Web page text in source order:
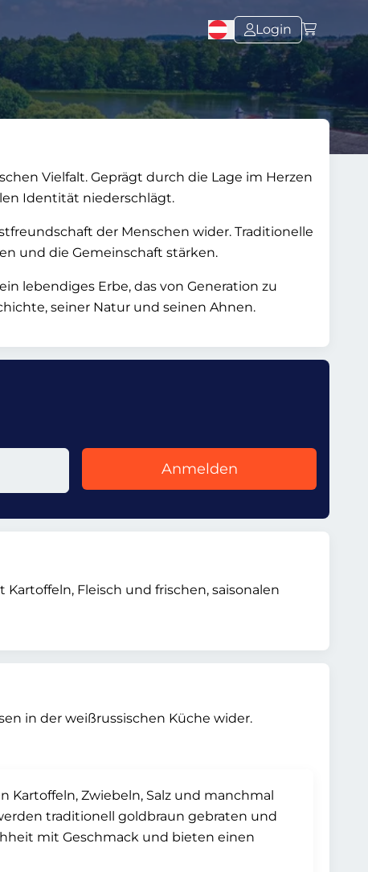
Login
Vielfalt. Geprägt durch die Lage im Herzen
Identität niederschlägt.
der Menschen wider. Traditionelle
und die Gemeinschaft stärken.
lebendiges Erbe, das von Generation zu
seiner Natur und seinen Ahnen.
Anmelden
Fleisch und frischen, saisonalen
in der weißrussischen Küche wider.
Kartoffeln, Zwiebeln, Salz und manchmal
traditionell goldbraun gebraten und
mit Geschmack und bieten einen